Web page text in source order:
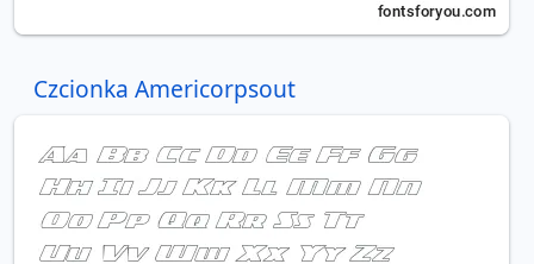
Czcionka Americorpsout